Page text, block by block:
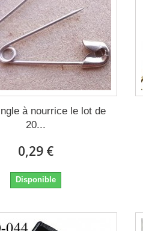
à nourrice le lot de
20...
0,29 €
Disponible